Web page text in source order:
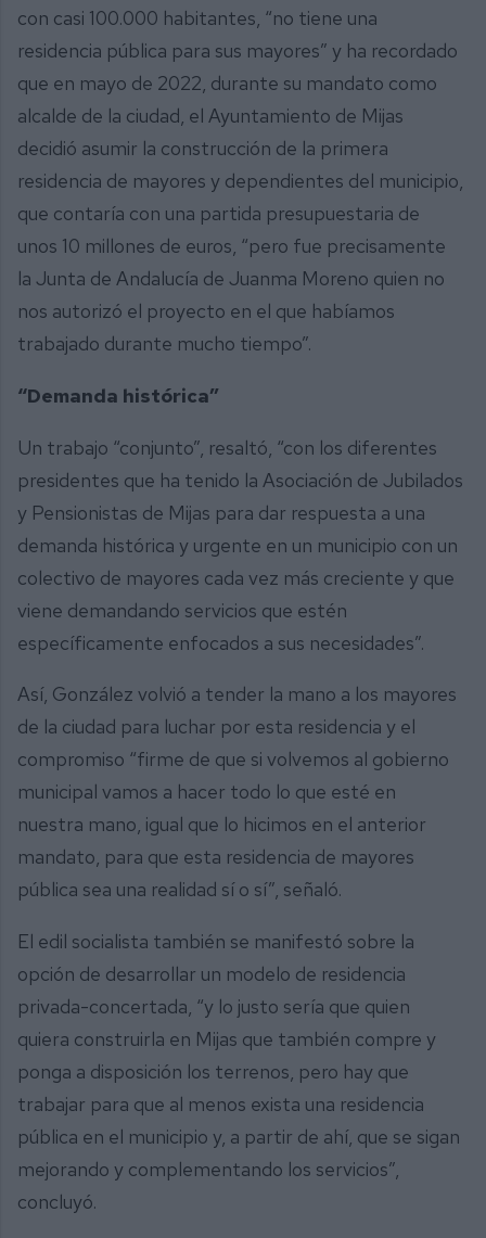
con casi 100.000 habitantes, “no tiene una
residencia pública para sus mayores” y ha recordado
que en mayo de 2022, durante su mandato como
alcalde de la ciudad, el Ayuntamiento de Mijas
decidió asumir la construcción de la primera
residencia de mayores y dependientes del municipio,
que contaría con una partida presupuestaria de
unos 10 millones de euros, “pero fue precisamente
la Junta de Andalucía de Juanma Moreno quien no
nos autorizó el proyecto en el que habíamos
trabajado durante mucho tiempo”.
“Demanda histórica”
Un trabajo “conjunto”, resaltó, “con los diferentes
presidentes que ha tenido la Asociación de Jubilados
y Pensionistas de Mijas para dar respuesta a una
demanda histórica y urgente en un municipio con un
colectivo de mayores cada vez más creciente y que
viene demandando servicios que estén
específicamente enfocados a sus necesidades”.
Así, González volvió a tender la mano a los mayores
de la ciudad para luchar por esta residencia y el
compromiso “firme de que si volvemos al gobierno
municipal vamos a hacer todo lo que esté en
nuestra mano, igual que lo hicimos en el anterior
mandato, para que esta residencia de mayores
pública sea una realidad sí o sí”, señaló.
El edil socialista también se manifestó sobre la
opción de desarrollar un modelo de residencia
privada-concertada, “y lo justo sería que quien
quiera construirla en Mijas que también compre y
ponga a disposición los terrenos, pero hay que
trabajar para que al menos exista una residencia
pública en el municipio y, a partir de ahí, que se sigan
mejorando y complementando los servicios”,
concluyó.